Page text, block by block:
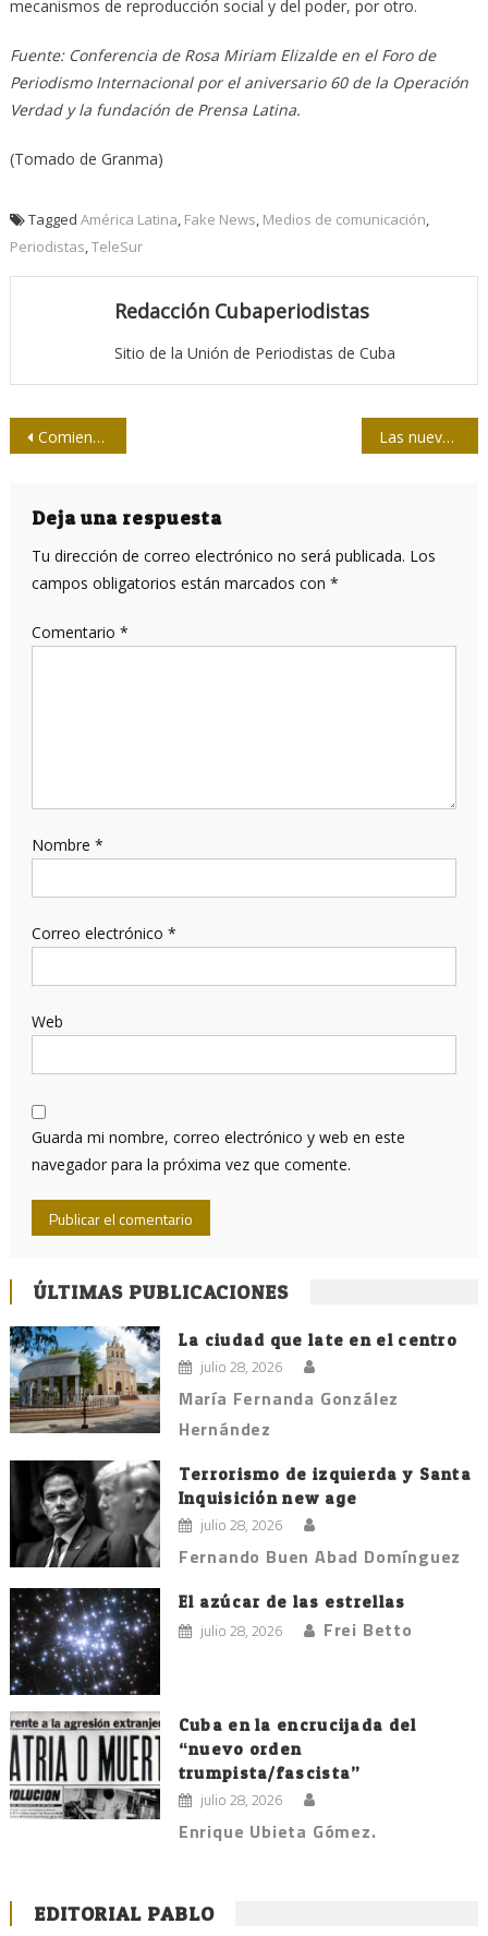
mecanismos de reproducción social y del poder, por otro.
Fuente: Conferencia de Rosa Miriam Elizalde en el Foro de
Periodismo Internacional por el aniversario 60 de la Operación
Verdad y la fundación de Prensa Latina.
(Tomado de Granma)
Tagged América Latina, Fake News, Medios de comunicación,
Periodistas,TeleSur
Redacción Cubaperiodistas
Sitio de la Unión de Periodistas de Cuba
Navegación
entradas
Comienza diplomado de superación para profesionales de los medios santiagueros Las nuevas tecnologías obligan a formar profesionales integrales en la radio cubana
Deja una respuesta
Tu dirección de correo electrónico no será publicada. Los
campos obligatorios están marcados con *
Comentario *
Nombre *
Correo electrónico *
Web
Guarda mi nombre, correo electrónico y web en este
navegador para la próxima vez que comente.
ÚLTIMAS PUBLICACIONES
La ciudad que late en el centro
julio 28, 2026
María Fernanda González
Hernández
Terrorismo de izquierda y Santa
Inquisición new age
julio 28, 2026
Fernando Buen Abad Domínguez
El azúcar de las estrellas
julio 28, 2026 Frei Betto
Cuba en la encrucijada del
“nuevo orden
trumpista/fascista”
julio 28, 2026
Enrique Ubieta Gómez.
EDITORIAL PABLO